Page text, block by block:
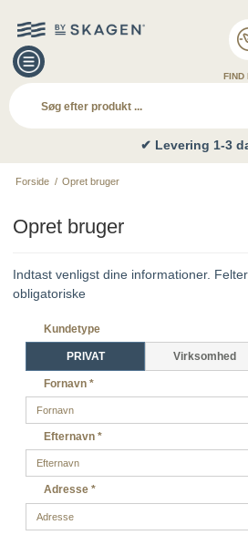
FIND
✔ Levering 1-3
Forside / Opret bruger
Opret bruger
Indtast venligst dine informationer.
obligatoriske
Kundetype
PRIVAT Virksomhed
Fornavn*
Efternavn*
Adresse*